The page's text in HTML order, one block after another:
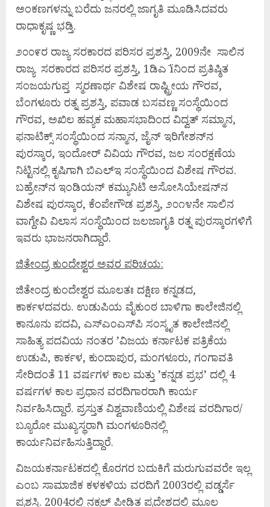
ಅಂಕಣಗಳನ್ನು ಬರೆದು ಜನರಲ್ಲಿ ಜಾಗೃತಿ ಮೂಡಿಸಿದವರು
ರಾಧಾಕೃಷ್ಣ ಭಡ್ತಿ.
೨೦೦೯ರ ರಾಜ್ಯ ಸರಕಾರದ ಪರಿಸರ ಪ್ರಶಸ್ತಿ, 2009ನೇ ಸಾಲಿನ
ರಾಜ್ಯ ಸರಕಾರದ ಪರಿಸರ ಪ್ರಶಸ್ತಿ, 1ಡಿಎ ̄ïನಿಂದ ಪ್ರತಿಷ್ಠಿತ
ಸಂಜಯಗುಪ್ತ ಸ್ಮರಣಾರ್ಥ ವಿಶೇಷ ರಾಷ್ಟ್ರೀಯ ಗೌರವ,
ಬೆಂಗಳೂರು ರತ್ನ ಪ್ರಶಸ್ತಿ, ಪವಾಡ ಬಸವಣ್ಣ ಸಂಸ್ಥೆಯಿಂದ
ಗೌರವ, ಅಖಿಲ ಹವ್ಯಕ ಮಹಾಸಭಾದಿಂದ ವಿದ್ವತ್ ಸಮ್ಮಾನ,
ಫನಾಟಿಕ್ಸ್ ಸಂಸ್ಥೆಯಿಂದ ಸನ್ಮಾನ, ಜೈನ್ ಇರಿಗೇಶನ್‍ನ
ಪುರಸ್ಕಾರ, ಇಂದೋರ್ ವಿವಿಯ ಗೌರವ, ಜಲ ಸಂರಕ್ಷಣೆಯ
ನಿಟ್ಟಿನಲ್ಲಿ ಕೃಷಿಗಾಗಿ ಬಿಎಲ್ಇ ಸಂಸ್ಥೆಯಿಂದ ವಿಶೇಷ ಗೌರವ.
ಬಹ್ರೇನ್‍ನ ಇಂಡಿಯನ್ ಕಮ್ಯುನಿಟಿ ಅಸೋಸಿಯೇಷನ್‍ನ
ವಿಶೇಷ ಪುರಸ್ಕಾರ, ಕೆಂಪೇಗೌಡ ಪ್ರಶಸ್ತಿ, ೨೦೧೪ನೇ ಸಾಲಿನ
ವಾಗ್ದೇವಿ ವಿಲಾಸ ಸಂಸ್ಥೆಯಿಂದ ಜಲಜಾಗೃತಿ ರತ್ನ ಪುರಸ್ಕಾರಗಳಿಗೆ
ಇವರು ಭಾಜನರಾಗಿದ್ದಾರೆ.
ಜಿತೇಂದ್ರ ಕುಂದೇಶ್ವರ ಅವರ ಪರಿಚಯ:
ಜಿತೇಂದ್ರ ಕುಂದೇಶ್ವರ ಮೂಲತಃ ದಕ್ಷಿಣ ಕನ್ನಡದ,
ಕಾರ್ಕಳದವರು. ಉಡುಪಿಯ ವೈಕುಂಠ ಬಾಳಿಗಾ ಕಾಲೇಜಿನಲ್ಲಿ
ಕಾನೂನು ಪದವಿ, ಎಸ್‌ಎಂಎಸ್‌ಪಿ ಸಂಸ್ಕೃತ ಕಾಲೇಜಿನಲ್ಲಿ
ಸಾಹಿತ್ಯ ಪದವಿಯ ನಂತರ ’ವಿಜಯ ಕರ್ನಾಟಕ ಪತ್ರಿಕೆಯ
ಉಡುಪಿ, ಕಾರ್ಕಳ, ಕುಂದಾಪುರ, ಮಂಗಳೂರು, ಗಂಗಾವತಿ
ಸೇರಿದಂತೆ 11 ವರ್ಷಗಳ ಕಾಲ ಮತ್ತು ’ಕನ್ನಡ ಪ್ರಭ’ ದಲ್ಲಿ 4
ವರ್ಷಗಳ ಕಾಲ ಪ್ರಧಾನ ವರದಿಗಾರರಾಗಿ ಕಾರ್ಯ
ನಿರ್ವಹಿಸಿದ್ದಾರೆ. ಪ್ರಸ್ತುತ ವಿಶ್ವವಾಣಿಯಲ್ಲಿ ವಿಶೇಷ ವರದಿಗಾರ/
ಬ್ಯೂರೋ ಮುಖ್ಯಸ್ಥರಾಗಿ ಮಂಗಳೂರಿನಲ್ಲಿ
ಕಾರ್ಯನಿರ್ವಹಿಸುತ್ತಿದ್ದಾರೆ.
ವಿಜಯಕರ್ನಾಟಕದಲ್ಲಿ ಕೊರಗರ ಬದುಕಿಗೆ ಮರುಗುವವರೇ ಇಲ್ಲ
ಎಂಬ ಸಾಮಾಜಿಕ ಕಳಕಳಿಯ ವರದಿಗೆ 2003ರಲ್ಲಿ ವಡ್ಡರ್ಸೆ
ಪ್ರಶಸ್ತಿ. 2004ರಲ್ಲಿ ನಕ್ಸಲ್ ಪೀಡಿತ ಪ್ರದೇಶದಲ್ಲಿ ಮೂಲ